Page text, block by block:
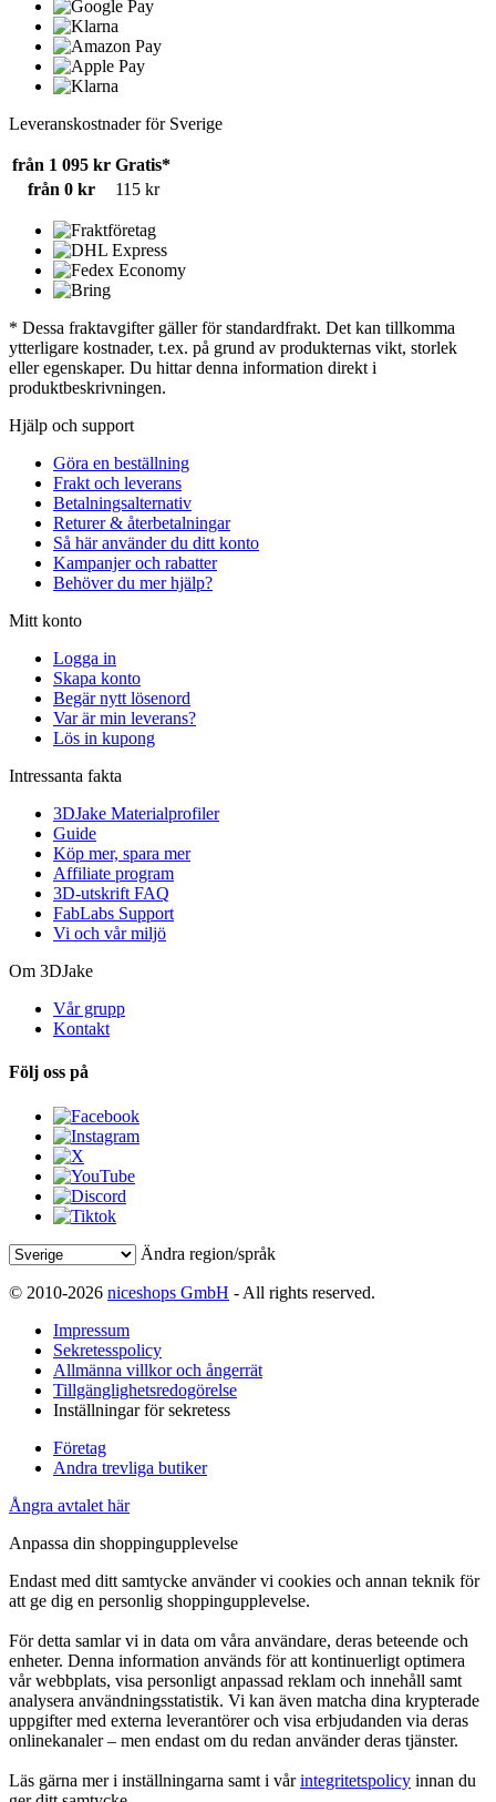
Leveranskostnader för Sverige
från 1 095 kr Gratis*
från 0 kr
115 kr
* Dessa fraktavgifter gäller för standardfrakt. Det kan tillkomma
ytterligare kostnader, t.ex. på grund av produkternas vikt, storlek
eller egenskaper. Du hittar denna information direkt i
produktbeskrivningen.
Hjälp och support
Göra en beställning
Frakt och leverans
Betalningsalternativ
Returer & återbetalningar
Så här använder du ditt konto
Kampanjer och rabatter
Behöver du mer hjälp?
Mitt konto
Logga in
Skapa konto
Begär nytt lösenord
Var är min leverans?
Lös in kupong
Intressanta fakta
3DJake Materialprofiler
Guide
Köp mer, spara mer
Affiliate program
3D-utskrift FAQ
FabLabs Support
Vi och vår miljö
Om 3DJake
Vår grupp
Kontakt
Följ oss på
Ändra region/språk
© 2010-2026 niceshops GmbH - All rights reserved.
Impressum
Sekretesspolicy
Allmänna villkor och ångerrät
Tillgänglighetsredogörelse
Inställningar för sekretess
Företag
Andra trevliga butiker
Ångra avtalet här
Anpassa din shoppingupplevelse
Endast med ditt samtycke använder vi cookies och annan teknik för
att ge dig en personlig shoppingupplevelse.
För detta samlar vi in data om våra användare, deras beteende och
enheter. Denna information används för att kontinuerligt optimera
vår webbplats, visa personligt anpassad reklam och innehåll samt
analysera användningsstatistik. Vi kan även matcha dina krypterade
uppgifter med externa leverantörer och visa erbjudanden via deras
onlinekanaler – men endast om du redan använder deras tjänster.
Läs gärna mer i inställningarna samt i vårintegritetspolicy innan du